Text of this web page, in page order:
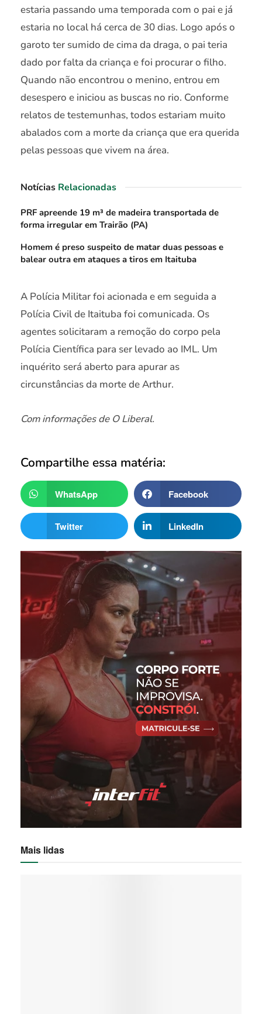
estaria passando uma temporada com o pai e já
estaria no local há cerca de 30 dias. Logo após o
garoto ter sumido de cima da draga, o pai teria
dado por falta da criança e foi procurar o filho.
Quando não encontrou o menino, entrou em
desespero e iniciou as buscas no rio. Conforme
relatos de testemunhas, todos estariam muito
abalados com a morte da criança que era querida
pelas pessoas que vivem na área.
Notícias Relacionadas
PRF apreende 19 m³ de madeira transportada de
forma irregular em Trairão (PA)
Homem é preso suspeito de matar duas pessoas e
balear outra em ataques a tiros em Itaituba
A Polícia Militar foi acionada e em seguida a
Polícia Civil de Itaituba foi comunicada. Os
agentes solicitaram a remoção do corpo pela
Polícia Científica para ser levado ao IML. Um
inquérito será aberto para apurar as
circunstâncias da morte de Arthur.
Com informações de O Liberal.
Compartilhe essa matéria:
WhatsApp Facebook
Twitter LinkedIn
Mais lidas